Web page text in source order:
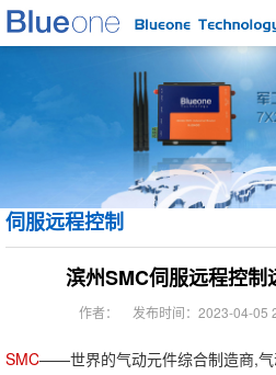
伺服远程控制
滨州SMC伺服远程控制
作者： 发布时间：2023-04-05
SMC——世界的气动元件综合制造商,气